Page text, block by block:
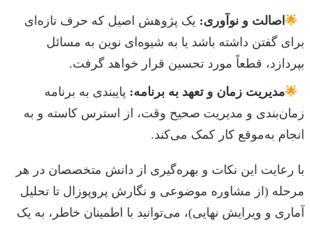
🌟 اصالت و نوآوری: یک پژوهش اصیل که حرف تازه‌ای
برای گفتن داشته باشد یا به شیوه‌ای نوین به مسائل
بپردازد، قطعاً مورد تحسین قرار خواهد گرفت.
🌟مدیریت زمان و تعهد به برنامه: پایبندی به برنامه
زمان‌بندی و مدیریت صحیح وقت، از استرس کاسته و به
انجام به‌موقع کار کمک می‌کند.
با رعایت این نکات و بهره‌گیری از دانش متخصصان در هر
مرحله (از مشاوره موضوعی و نگارش پروپوزال تا تحلیل
آماری و ویرایش نهایی)، می‌توانید با اطمینان خاطر، به یک